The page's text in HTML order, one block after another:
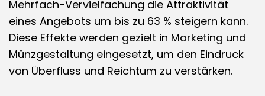
Mehrfach-Vervielfachung die Attraktivität
eines Angebots um bis zu 63 % steigern kann.
Diese Effekte werden gezielt in Marketing und
Münzgestaltung eingesetzt, um den Eindruck
von Überfluss und Reichtum zu verstärken.